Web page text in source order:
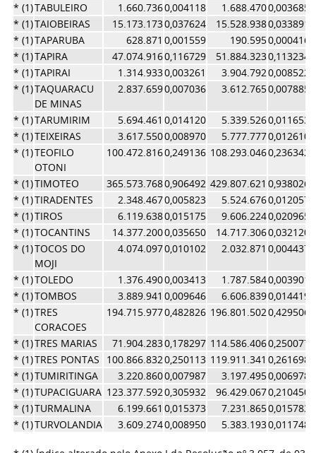
* (1)TABULEIRO 1.660.7360,004118 1.688.4700,003685
* (1)TAIOBEIRAS 15.173.1730,037624 15.528.9380,033891
* (1)TAPARUBA 628.871 0,001559 190.5950,000416
* (1)TAPIRA 47.074.9160,116729 51.884.3230,113234
* (1)TAPIRAI 1.314.9330,003261 3.904.7920,008522
* (1)TAQUARACU
DE MINAS
2.837.6590,007036 3.612.7650,007885
* (1)TARUMIRIM 5.694.461 0,014120 5.339.5260,011653
* (1)TEIXEIRAS 3.617.5500,008970 5.777.7770,012610
* (1)TEOFILO
OTONI
100.472.8160,249136 108.293.0460,236342
* (1)TIMOTEO 365.573.7680,906492 429.807.621 0,938026
* (1)TIRADENTES 2.348.4670,005823 5.524.6760,012057
* (1)TIROS 6.119.6380,015175 9.606.2240,020965
* (1)TOCANTINS 14.377.2000,035650 14.717.3060,032120
* (1)TOCOS DO
MOJI
4.074.0970,010102 2.032.871 0,004437
* (1)TOLEDO 1.376.4900,003413 1.787.5840,003901
* (1)TOMBOS 3.889.941 0,009646 6.606.8390,014419
* (1)TRES
CORACOES
194.715.9770,482826 196.801.5020,429506
* (1)TRES MARIAS 71.904.2830,178297 114.586.4060,250077
* (1)TRES PONTAS 100.866.8320,250113 119.911.341 0,261698
* (1)TUMIRITINGA 3.220.8600,007987 3.197.4950,006978
* (1)TUPACIGUARA 123.377.5920,305932 96.429.0670,210450
* (1)TURMALINA 6.199.661 0,015373 7.231.8650,015783
* (1)TURVOLANDIA 3.609.2740,008950 5.383.1930,011748